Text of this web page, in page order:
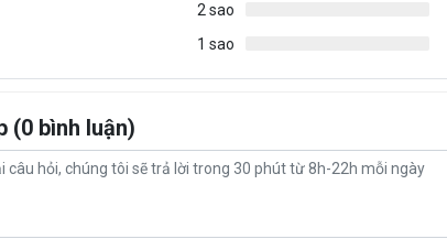
2 sao
1 sao
(0 bình luận)